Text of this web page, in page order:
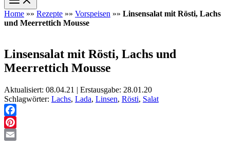
Home »» Rezepte »» Vorspeisen »» Linsensalat mit Rösti, Lachs
und Meerrettich Mousse
Linsensalat mit Rösti, Lachs und
Meerrettich Mousse
Aktualisiert: 08.04.21 | Erstausgabe: 28.01.20
Schlagwörter: Lachs, Lada, Linsen, Rösti, Salat
Facebook
Pinterest